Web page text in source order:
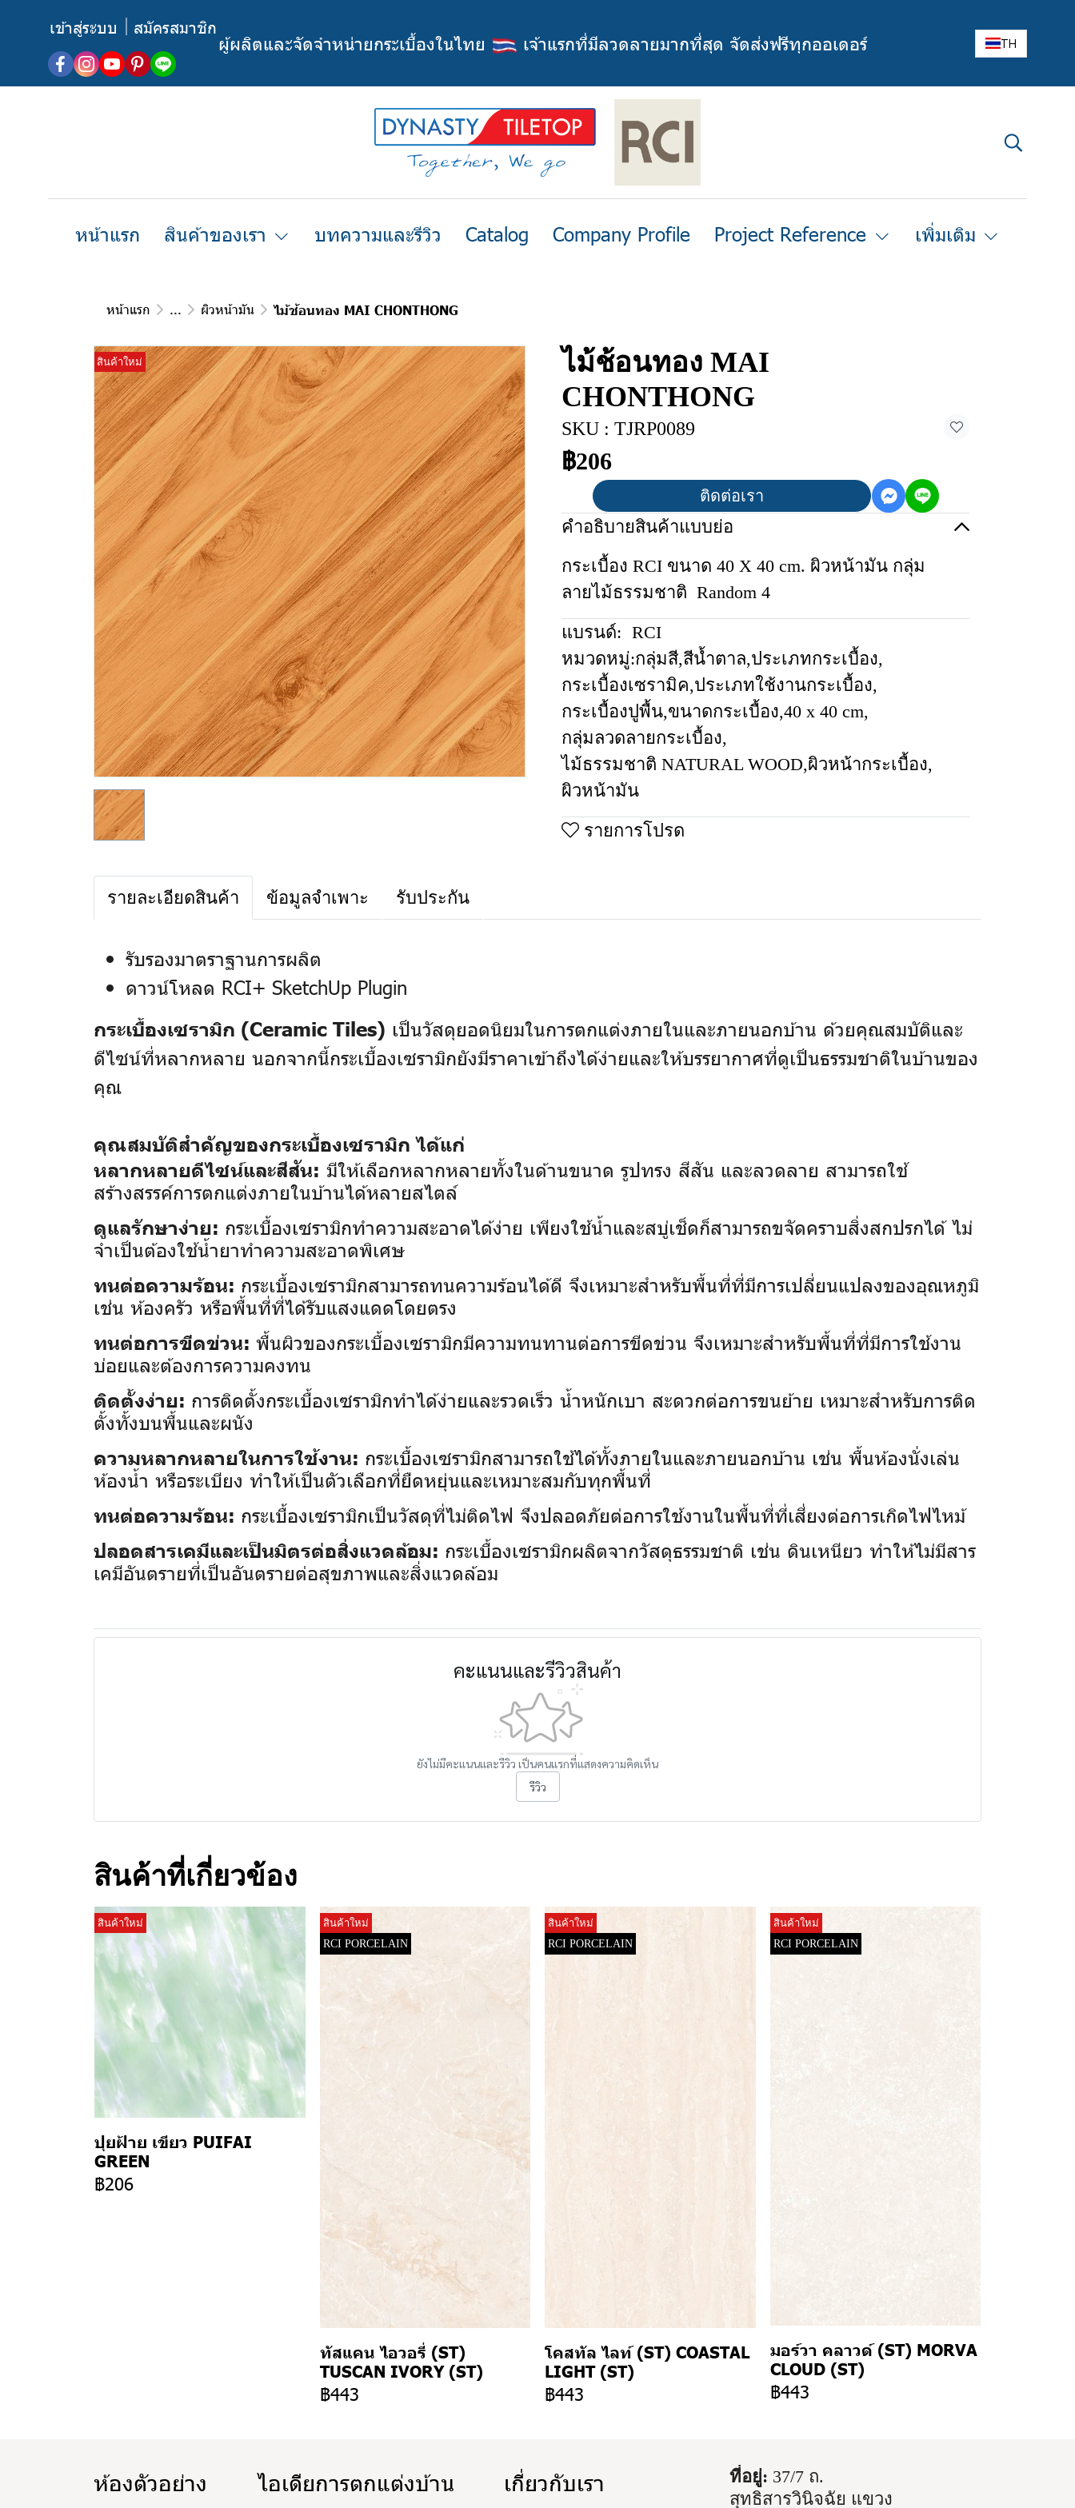
เข้าสู่ระบบ สมัครสมาชิก
ผู้ผลิตและจัดจำหน่ายกระเบื้องในไทย เจ้าแรกที่มีลวดลายมากที่สุด จัดส่งฟรีทุกออเดอร์ TH
หน้าแรก สินค้าของเรา บทความและรีวิว Catalog Company Profile Project Reference เพิ่มเติม
หน้าแรก ... ผิวหน้ามัน ไม้ช้อนทอง MAI CHONTHONG
สินค้าใหม่
ไม้ช้อนทอง MAI
CHONTHONG
SKU : TJRP0089
฿206
ติดต่อเรา
คำอธิบายสินค้าแบบย่อ
กระเบื้อง RCI ขนาด 40 X 40 cm. ผิวหน้ามัน กลุ่ม
ลายไม้ธรรมชาติ Random 4
แบรนด์: RCI
หมวดหมู่:กลุ่มสี,สีน้ำตาล,ประเภทกระเบื้อง,
กระเบื้องเซรามิค,ประเภทใช้งานกระเบื้อง,
กระเบื้องปูพื้น,ขนาดกระเบื้อง,40 x 40 cm,
กลุ่มลวดลายกระเบื้อง,
ไม้ธรรมชาติ NATURAL WOOD,ผิวหน้ากระเบื้อง,
ผิวหน้ามัน
รายการโปรด
รายละเอียดสินค้า ข้อมูลจำเพาะ รับประกัน
รับรองมาตราฐานการผลิต
ดาวน์โหลด RCI+ SketchUp Plugin
กระเบื้องเซรามิก (Ceramic Tiles) เป็นวัสดุยอดนิยมในการตกแต่งภายในและภายนอกบ้าน ด้วยคุณสมบัติและ
ดีไซน์ที่หลากหลาย นอกจากนี้กระเบื้องเซรามิกยังมีราคาเข้าถึงได้ง่ายและให้บรรยากาศที่ดูเป็นธรรมชาติในบ้านของ
คุณ
คุณสมบัติสำคัญของกระเบื้องเซรามิก ได้แก่
หลากหลายดีไซน์และสีสัน: มีให้เลือกหลากหลายทั้งในด้านขนาด รูปทรง สีสัน และลวดลาย สามารถใช้
สร้างสรรค์การตกแต่งภายในบ้านได้หลายสไตล์
ดูแลรักษาง่าย: กระเบื้องเซรามิกทำความสะอาดได้ง่าย เพียงใช้น้ำและสบู่เช็ดก็สามารถขจัดคราบสิ่งสกปรกได้ ไม่
จำเป็นต้องใช้น้ำยาทำความสะอาดพิเศษ
ทนต่อความร้อน: กระเบื้องเซรามิกสามารถทนความร้อนได้ดี จึงเหมาะสำหรับพื้นที่ที่มีการเปลี่ยนแปลงของอุณหภูมิ
เช่น ห้องครัว หรือพื้นที่ที่ได้รับแสงแดดโดยตรง
ทนต่อการขีดข่วน: พื้นผิวของกระเบื้องเซรามิกมีความทนทานต่อการขีดข่วน จึงเหมาะสำหรับพื้นที่ที่มีการใช้งาน
บ่อยและต้องการความคงทน
ติดตั้งง่าย: การติดตั้งกระเบื้องเซรามิกทำได้ง่ายและรวดเร็ว น้ำหนักเบา สะดวกต่อการขนย้าย เหมาะสำหรับการติด
ตั้งทั้งบนพื้นและผนัง
ความหลากหลายในการใช้งาน: กระเบื้องเซรามิกสามารถใช้ได้ทั้งภายในและภายนอกบ้าน เช่น พื้นห้องนั่งเล่น
ห้องน้ำ หรือระเบียง ทำให้เป็นตัวเลือกที่ยืดหยุ่นและเหมาะสมกับทุกพื้นที่
ทนต่อความร้อน: กระเบื้องเซรามิกเป็นวัสดุที่ไม่ติดไฟ จึงปลอดภัยต่อการใช้งานในพื้นที่ที่เสี่ยงต่อการเกิดไฟไหม้
ปลอดสารเคมีและเป็นมิตรต่อสิ่งแวดล้อม: กระเบื้องเซรามิกผลิตจากวัสดุธรรมชาติ เช่น ดินเหนียว ทำให้ไม่มีสาร
เคมีอันตรายที่เป็นอันตรายต่อสุขภาพและสิ่งแวดล้อม
คะแนนและรีวิวสินค้า
ยังไม่มีคะแนนและรีวิว เป็นคนแรกที่แสดงความคิดเห็น
รีวิว
สินค้าที่เกี่ยวข้อง
สินค้าใหม่
ปุยฝ้าย เขียว PUIFAI
GREEN
฿206
สินค้าใหม่
RCI PORCELAIN
ทัสแคน ไอวอรี่ (ST)
TUSCAN IVORY (ST)
฿443
สินค้าใหม่
RCI PORCELAIN
โคสทัล ไลท์ (ST) COASTAL
LIGHT (ST)
฿443
สินค้าใหม่
RCI PORCELAIN
มอร์วา คลาวด์ (ST) MORVA
CLOUD (ST)
฿443
ห้องตัวอย่าง ไอเดียการตกแต่งบ้าน เกี่ยวกับเรา ที่อยู่: 37/7 ถ.
สุทธิสารวินิจฉัย แขวง